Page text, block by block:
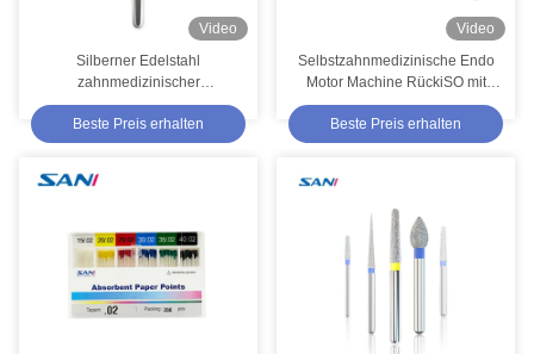
Video
Silberner Edelstahl
zahnmedizinischer
chirurgischer Diamond Burs
Flexible Endodontic Access
Burs
Beste Preis erhalten
Video
Selbstzahnmedizinische Endo
Motor Machine RückiSO mit
Spitzen-Verzeichnis
Beste Preis erhalten